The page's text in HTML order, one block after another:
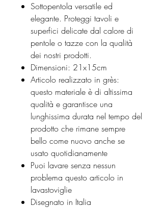
Sottopentola versatile ed
elegante. Proteggi tavoli e
superfici delicate dal calore di
pentole o tazze con la qualità
dei nostri prodotti.
Dimensioni: 21x15cm
Articolo realizzato in grès:
questo materiale è di altissima
qualità e garantisce una
lunghissima durata nel tempo del
prodotto che rimane sempre
bello come nuovo anche se
usato quotidianamente
Puoi lavare senza nessun
problema questo articolo in
lavastoviglie
Disegnato in Italia